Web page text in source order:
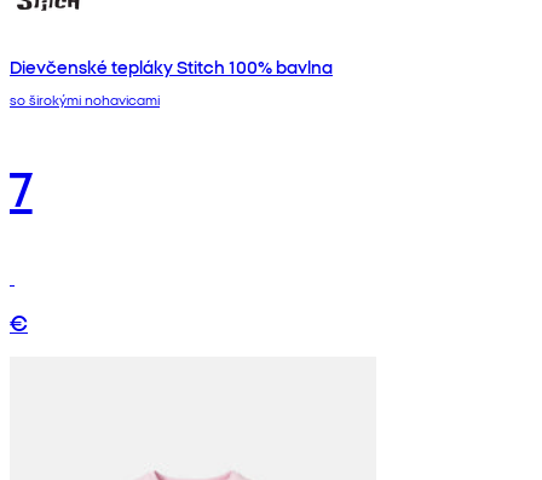
Dievčenské tepláky Stitch 100% bavlna
so širokými nohavicami
7
€